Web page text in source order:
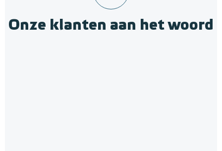
Onze klanten aan het woord